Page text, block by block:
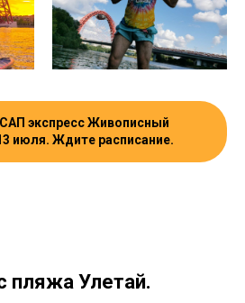
экспресс Живописный
июля. Ждите расписание.
пляжа Улетай.